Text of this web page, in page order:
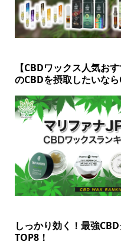
【CBDワックス人気お
のCBDを摂取したいな
しっかり効く！最強
TOP8！